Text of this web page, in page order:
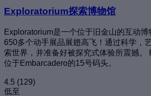
Exploratorium探索博物馆
Exploratorium是一个位于旧金山的互动
650多个动手展品展翅高飞！通过科学，
索世界，并准备好被探究式体验所震撼。
位于Embarcadero的15号码头。
4.5 (129)
低至